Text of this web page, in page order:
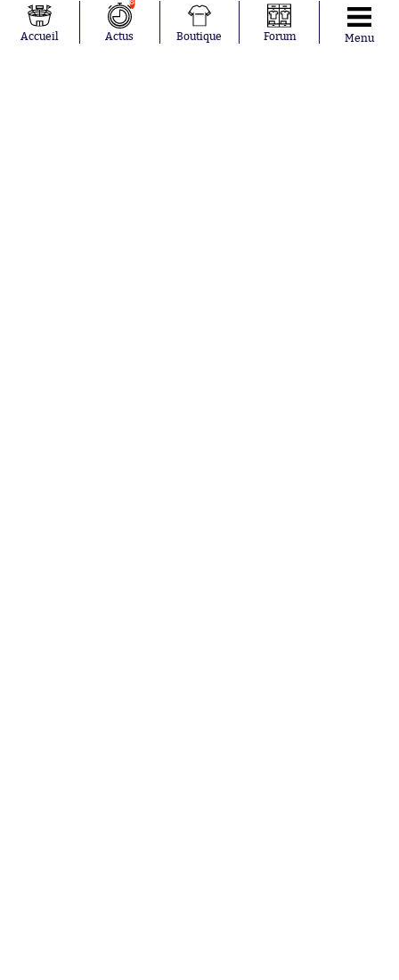
Neymar
Khalis Merah
Loïs Openda
Olympique
lyonnais
FIFA
Accueil
8
Actus Boutique Forum Menu